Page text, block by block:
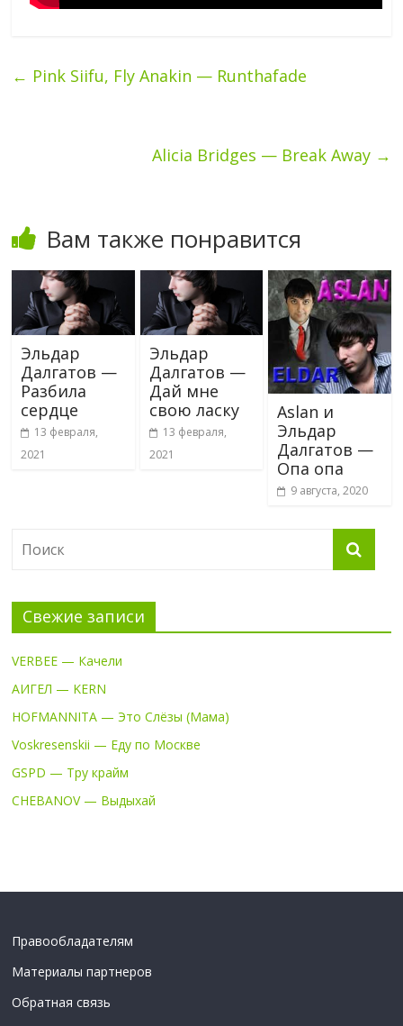
← Pink Siifu, Fly Anakin — Runthafade
Alicia Bridges — Break Away →
Вам также понравится
Эльдар
Далгатов —
Разбила
сердце
13 февраля,
2021
Эльдар
Далгатов —
Дай мне
свою ласку
13 февраля,
2021
Aslan и
Эльдар
Далгатов —
Опа опа
9 августа, 2020
Свежие записи
VERBEE — Качели
АИГЕЛ — KERN
HOFMANNITA — Это Слёзы (Мама)
Voskresenskii — Еду по Москве
GSPD — Тру крайм
CHEBANOV — Выдыхай
Правообладателям
Материалы партнеров
Обратная связь